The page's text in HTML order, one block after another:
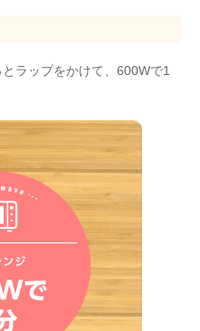
ラップをかけて、600Wで1